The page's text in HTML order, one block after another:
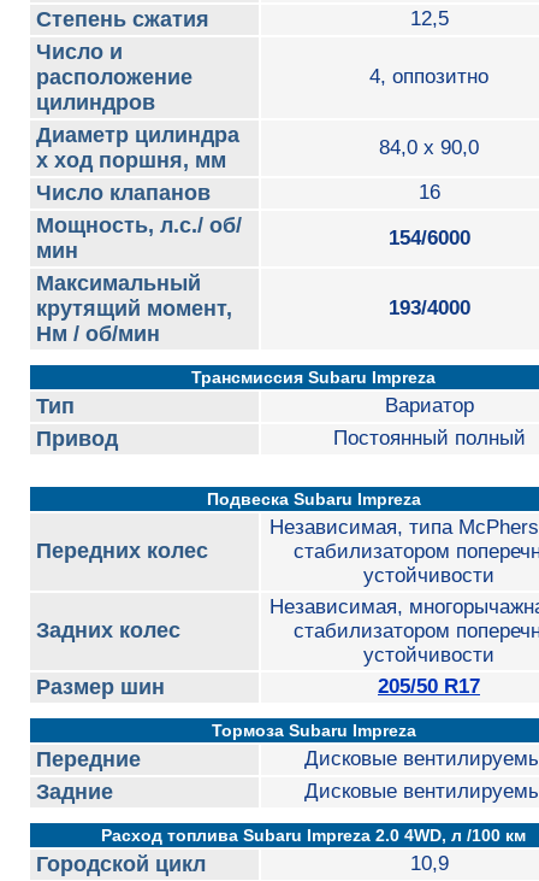
Степень сжатия 12,5
Число и
расположение
цилиндров
4, оппозитно
Диаметр цилиндра
х ход поршня, мм
84,0 x 90,0
Число клапанов 16
Мощность, л.с./ об/
мин
154/6000
Максимальный
крутящий момент,
Нм / об/мин
193/4000
Трансмиссия Subaru Impreza
Тип Вариатор
Привод Постоянный полный
Подвеска Subaru Impreza
Передних колес
Независимая, типа
стабилизатором
устойчивости
Задних колес
Независимая,
стабилизатором
устойчивости
Размер шин 205/50 R17
Тормоза Subaru Impreza
Передние Дисковые
Задние Дисковые
Расход топлива Subaru Impreza 2.0 4WD, л /100 км
Городской цикл 10,9